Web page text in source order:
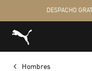
Hombres